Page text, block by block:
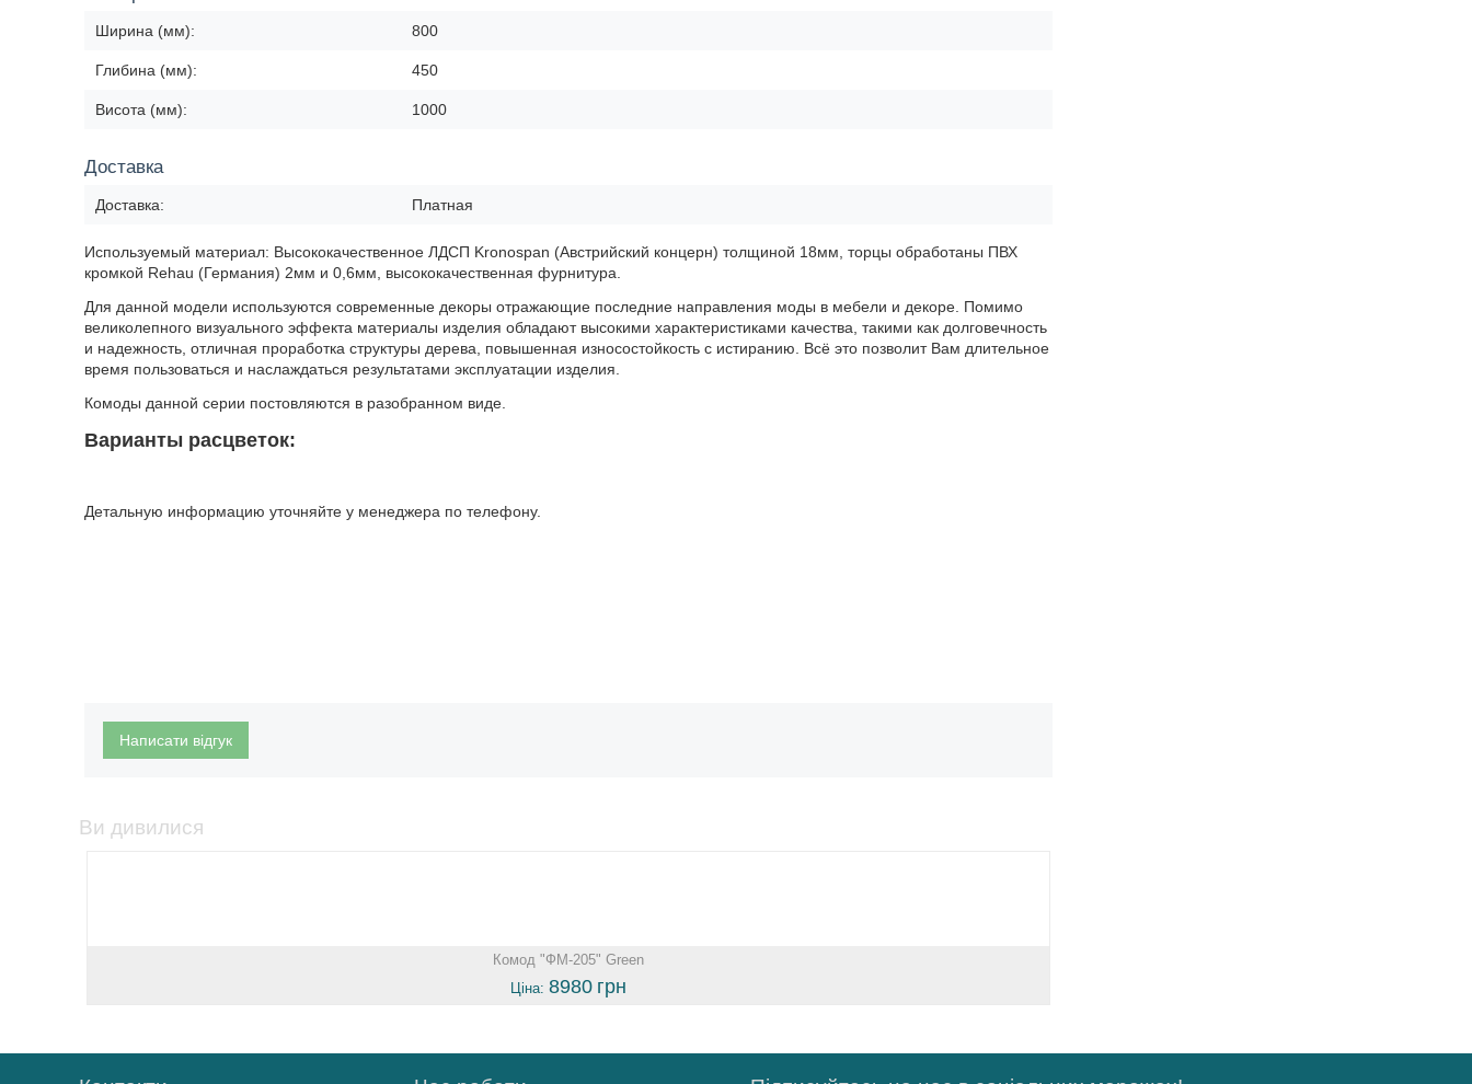
Ширина (мм): 800
Глибина (мм): 450
Висота (мм): 1000
Доставка
Доставка: Платная
Используемый материал: Высококачественное ЛДСП Kronospan (Австрийский концерн) толщиной 18мм, торцы обработаны ПВХ
кромкой Rehau (Германия) 2мм и 0,6мм, высококачественная фурнитура.
Для данной модели используются современные декоры отражающие последние направления моды в мебели и декоре. Помимо
великолепного визуального эффекта материалы изделия обладают высокими характеристиками качества, такими как долговечность
и надежность, отличная проработка структуры дерева, повышенная износостойкость с истиранию. Всё это позволит Вам длительное
время пользоваться и наслаждаться результатами эксплуатации изделия.
Комоды данной серии постовляются в разобранном виде.
Варианты расцветок:
Детальную информацию уточняйте у менеджера по телефону.
Написати відгук
Ви дивилися
Комод "ФМ-205" Green
Ціна: 8980 грн